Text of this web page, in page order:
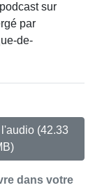
sur
par
de-
(42.33
dans votre